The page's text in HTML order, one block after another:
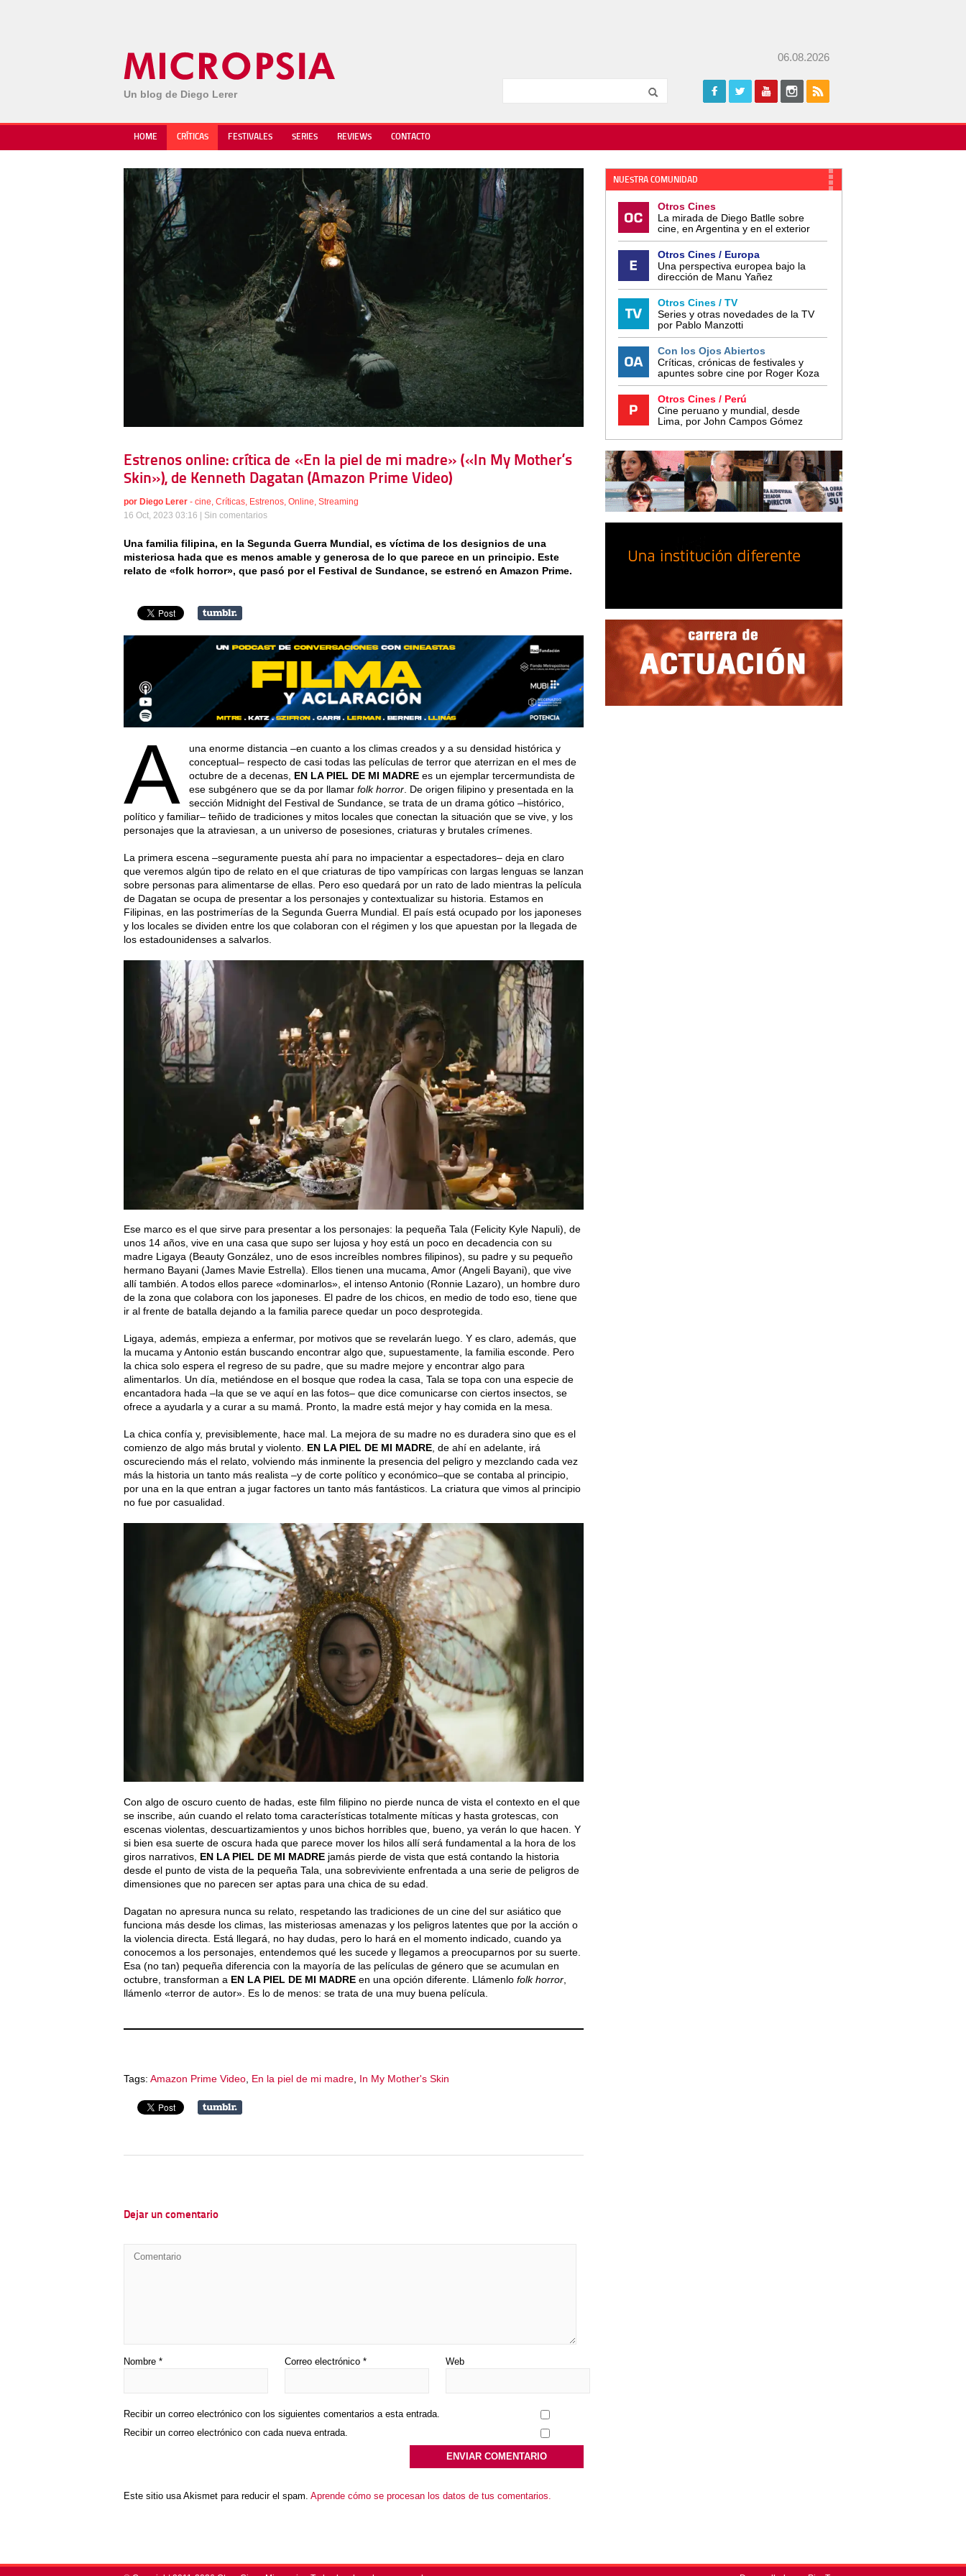
Un blog de Diego Lerer
06.08.2026
HOME CRÍTICAS FESTIVALES SERIES REVIEWS CONTACTO
Estrenos online: crítica de «En la piel de mi madre» («In My Mother’s
Skin»), de Kenneth Dagatan (Amazon Prime Video)
por Diego Lerer - cine, Críticas, Estrenos, Online, Streaming
16 Oct, 2023 03:16 | Sin comentarios
Una familia filipina, en la Segunda Guerra Mundial, es víctima de los designios de una
misteriosa hada que es menos amable y generosa de lo que parece en un principio. Este
relato de «folk horror», que pasó por el Festival de Sundance, se estrenó en Amazon Prime.
A
una enorme distancia –en cuanto a los climas creados y a su densidad histórica y
conceptual– respecto de casi todas las películas de terror que aterrizan en el mes de
octubre de a decenas, EN LA PIEL DE MI MADREes un ejemplar tercermundista de
ese subgénero que se da por llamar folk horror. De origen filipino y presentada en la
sección Midnight del Festival de Sundance, se trata de un drama gótico –histórico,
político y familiar– teñido de tradiciones y mitos locales que conectan la situación que se vive, y los
personajes que la atraviesan, a un universo de posesiones, criaturas y brutales crímenes.
La primera escena –seguramente puesta ahí para no impacientar a espectadores– deja en claro
que veremos algún tipo de relato en el que criaturas de tipo vampíricas con largas lenguas se lanzan
sobre personas para alimentarse de ellas. Pero eso quedará por un rato de lado mientras la película
de Dagatan se ocupa de presentar a los personajes y contextualizar su historia. Estamos en
Filipinas, en las postrimerías de la Segunda Guerra Mundial. El país está ocupado por los japoneses
y los locales se dividen entre los que colaboran con el régimen y los que apuestan por la llegada de
los estadounidenses a salvarlos.
Ese marco es el que sirve para presentar a los personajes: la pequeña Tala (Felicity Kyle Napuli), de
unos 14 años, vive en una casa que supo ser lujosa y hoy está un poco en decadencia con su
madre Ligaya (Beauty González, uno de esos increíbles nombres filipinos), su padre y su pequeño
hermano Bayani (James Mavie Estrella). Ellos tienen una mucama, Amor (Angeli Bayani), que vive
allí también. A todos ellos parece «dominarlos», el intenso Antonio (Ronnie Lazaro), un hombre duro
de la zona que colabora con los japoneses. El padre de los chicos, en medio de todo eso, tiene que
ir al frente de batalla dejando a la familia parece quedar un poco desprotegida.
Ligaya, además, empieza a enfermar, por motivos que se revelarán luego. Y es claro, además, que
la mucama y Antonio están buscando encontrar algo que, supuestamente, la familia esconde. Pero
la chica solo espera el regreso de su padre, que su madre mejore y encontrar algo para
alimentarlos. Un día, metiéndose en el bosque que rodea la casa, Tala se topa con una especie de
encantadora hada –la que se ve aquí en las fotos– que dice comunicarse con ciertos insectos, se
ofrece a ayudarla y a curar a su mamá. Pronto, la madre está mejor y hay comida en la mesa.
La chica confía y, previsiblemente, hace mal. La mejora de su madre no es duradera sino que es el
comienzo de algo más brutal y violento. EN LA PIEL DE MI MADRE, de ahí en adelante, irá
oscureciendo más el relato, volviendo más inminente la presencia del peligro y mezclando cada vez
más la historia un tanto más realista –y de corte político y económico–que se contaba al principio,
por una en la que entran a jugar factores un tanto más fantásticos. La criatura que vimos al principio
no fue por casualidad.
Con algo de oscuro cuento de hadas, este film filipino no pierde nunca de vista el contexto en el que
se inscribe, aún cuando el relato toma características totalmente míticas y hasta grotescas, con
escenas violentas, descuartizamientos y unos bichos horribles que, bueno, ya verán lo que hacen. Y
si bien esa suerte de oscura hada que parece mover los hilos allí será fundamental a la hora de los
giros narrativos, EN LA PIEL DE MI MADRE jamás pierde de vista que está contando la historia
desde el punto de vista de la pequeña Tala, una sobreviviente enfrentada a una serie de peligros de
dimensiones que no parecen ser aptas para una chica de su edad.
Dagatan no apresura nunca su relato, respetando las tradiciones de un cine del sur asiático que
funciona más desde los climas, las misteriosas amenazas y los peligros latentes que por la acción o
la violencia directa. Está llegará, no hay dudas, pero lo hará en el momento indicado, cuando ya
conocemos a los personajes, entendemos qué les sucede y llegamos a preocuparnos por su suerte.
Esa (no tan) pequeña diferencia con la mayoría de las películas de género que se acumulan en
octubre, transforman a EN LA PIEL DE MI MADRE en una opción diferente. Llámenlo folk horror,
llámenlo «terror de autor». Es lo de menos: se trata de una muy buena película.
Tags: Amazon Prime Video, En la piel de mi madre, In My Mother's Skin
Dejar un comentario
Nombre * Correo electrónico * Web
Recibir un correo electrónico con los siguientes comentarios a esta entrada.
Recibir un correo electrónico con cada nueva entrada.
Este sitio usa Akismet para reducir el spam. Aprende cómo se procesan los datos de tus comentarios.
NUESTRA COMUNIDAD
Otros Cines
La mirada de Diego Batlle sobre
cine, en Argentina y en el exterior
Otros Cines / Europa
Una perspectiva europea bajo la
dirección de Manu Yañez
Otros Cines / TV
Series y otras novedades de la TV
por Pablo Manzotti
Con los Ojos Abiertos
Críticas, crónicas de festivales y
apuntes sobre cine por Roger Koza
Otros Cines / Perú
Cine peruano y mundial, desde
Lima, por John Campos Gómez